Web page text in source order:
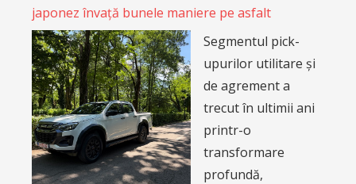
japonez învață bunele maniere pe asfalt
Segmentul pick-
upurilor utilitare și
de agrement a
trecut în ultimii ani
printr-o
transformare
profundă,